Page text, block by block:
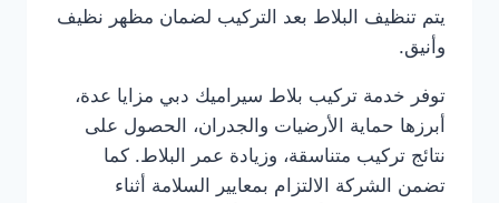
يتم تنظيف البلاط بعد التركيب لضمان مظهر نظيف
وأنيق.
توفر خدمة تركيب بلاط سيراميك دبي مزايا عدة،
أبرزها حماية الأرضيات والجدران، الحصول على
نتائج تركيب متناسقة، وزيادة عمر البلاط. كما
تضمن الشركة الالتزام بمعايير السلامة أثناء